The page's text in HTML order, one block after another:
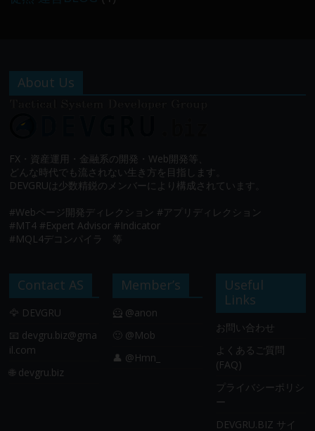
About Us
FX・資産運用・金融系の開発・Web開発等、
どんな時代でも流されない生き方を目指します。
DEVGRUは少数精鋭のメンバーにより構成されています。
#Webページ開発ディレクション #アプリディレクション
#MT4 #Expert Advisor #Indicator
#MQL4デコンパイラ 等
Contact AS
🦅 DEVGRU
📧 devgru.biz@gma
il.com
🌐 devgru.biz
Member’s
🦸 @anon
🙂 @Mob
👤 @Hmn_
Useful
Links
お問い合わせ
よくあるご質問
(FAQ)
プライバシーポリシ
ー
DEVGRU.BIZ サイ